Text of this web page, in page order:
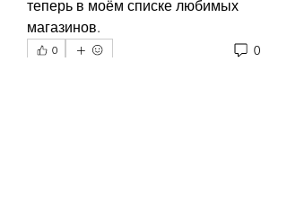
теперь в моём списке любимых
магазинов.
0 0